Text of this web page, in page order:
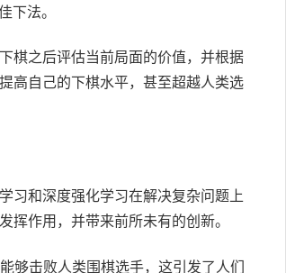
下法。
棋之后评估当前局面的价值，并根据
高自己的下棋水平，甚至超越人类选
习和深度强化学习在解决复杂问题上
作用，并带来前所未有的创新。
够击败人类围棋选手，这引发了人们